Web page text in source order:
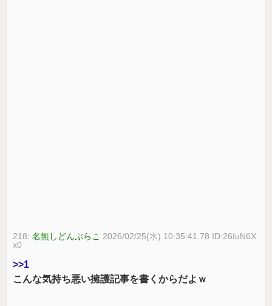
218:名無しどんぶらこ 2026/02/25(水) 10:35:41.78 ID:26IuN6X
x0
>>1
こんな気持ち悪い擁護記事を書くからだよｗ